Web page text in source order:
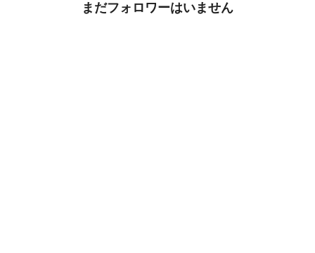
まだフォロワーはいません